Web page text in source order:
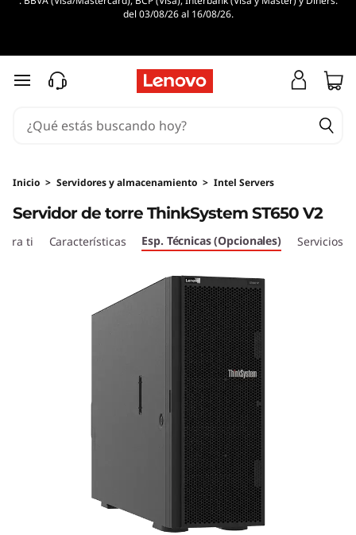
del 03/08/26 al 16/08/26.
Ir al contenido principal
Inicio > Servidores y almacenamiento > Intel Servers
Servidor de torre ThinkSystem ST650 V2
ti Características Esp. Técnicas (Opcionales) Servicios